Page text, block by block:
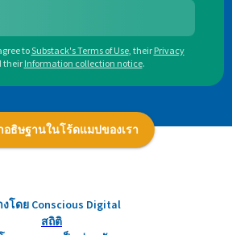
toSubstack's Terms of Use, their Privacy
their Information collection notice.
อธิษฐานในโร้ดแมปของเรา
งโดย Conscious Digital
สถิติ